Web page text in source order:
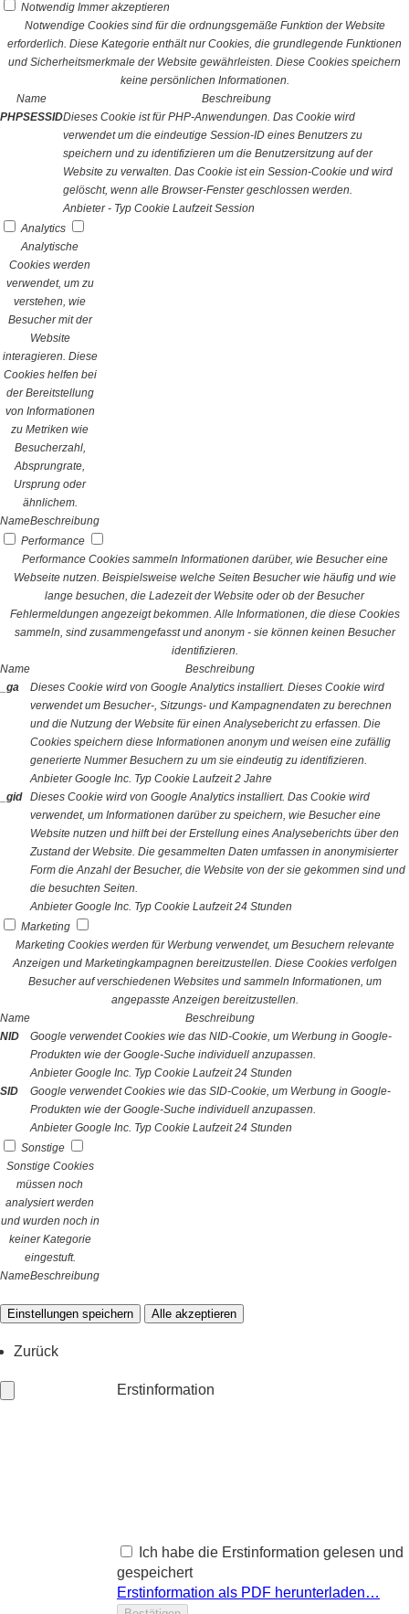
Notwendig Immer akzeptieren
Notwendige Cookies sind für die ordnungsgemäße Funktion der Website
erforderlich. Diese Kategorie enthält nur Cookies, die grundlegende Funktionen
und Sicherheitsmerkmale der Website gewährleisten. Diese Cookies speichern
keine persönlichen Informationen.
Name
Beschreibung
PHPSESSIDDieses Cookie ist für PHP-Anwendungen. Das Cookie wird
verwendet um die eindeutige Session-ID eines Benutzers zu
speichern und zu identifizieren um die Benutzersitzung auf der
Website zu verwalten. Das Cookie ist ein Session-Cookie und wird
gelöscht, wenn alle Browser-Fenster geschlossen werden.
Anbieter - Typ Cookie Laufzeit Session
Analytics
Analytische
Cookies werden
verwendet, um zu
verstehen, wie
Besucher mit der
Website
interagieren. Diese
Cookies helfen bei
der Bereitstellung
von Informationen
zu Metriken wie
Besucherzahl,
Absprungrate,
Ursprung oder
ähnlichem.
NameBeschreibung
Performance
Performance Cookies sammeln Informationen darüber, wie Besucher eine
Webseite nutzen. Beispielsweise welche Seiten Besucher wie häufig und wie
lange besuchen, die Ladezeit der Website oder ob der Besucher
Fehlermeldungen angezeigt bekommen. Alle Informationen, die diese Cookies
sammeln, sind zusammengefasst und anonym - sie können keinen Besucher
identifizieren.
Name
Beschreibung
_ga
Dieses Cookie wird von Google Analytics installiert. Dieses Cookie wird
verwendet um Besucher-, Sitzungs- und Kampagnendaten zu berechnen
und die Nutzung der Website für einen Analysebericht zu erfassen. Die
Cookies speichern diese Informationen anonym und weisen eine zufällig
generierte Nummer Besuchern zu um sie eindeutig zu identifizieren.
Anbieter Google Inc. Typ Cookie Laufzeit 2 Jahre
_gid
Dieses Cookie wird von Google Analytics installiert. Das Cookie wird
verwendet, um Informationen darüber zu speichern, wie Besucher eine
Website nutzen und hilft bei der Erstellung eines Analyseberichts über den
Zustand der Website. Die gesammelten Daten umfassen in anonymisierter
Form die Anzahl der Besucher, die Website von der sie gekommen sind und
die besuchten Seiten.
Anbieter Google Inc. Typ Cookie Laufzeit 24 Stunden
Marketing
Marketing Cookies werden für Werbung verwendet, um Besuchern relevante
Anzeigen und Marketingkampagnen bereitzustellen. Diese Cookies verfolgen
Besucher auf verschiedenen Websites und sammeln Informationen, um
angepasste Anzeigen bereitzustellen.
Name
Beschreibung
NID
Google verwendet Cookies wie das NID-Cookie, um Werbung in Google-
Produkten wie der Google-Suche individuell anzupassen.
Anbieter Google Inc. Typ Cookie Laufzeit 24 Stunden
SID
Google verwendet Cookies wie das SID-Cookie, um Werbung in Google-
Produkten wie der Google-Suche individuell anzupassen.
Anbieter Google Inc. Typ Cookie Laufzeit 24 Stunden
Sonstige
Sonstige Cookies
müssen noch
analysiert werden
und wurden noch in
keiner Kategorie
eingestuft.
NameBeschreibung
Einstellungen speichern Alle akzeptieren
Zurück
Erstinformation
Ich habe die Erstinformation gelesen und
gespeichert
Erstinformation als PDF herunterladen…